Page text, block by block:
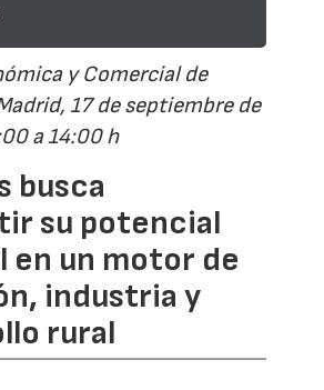
y Comercial de
17 de septiembre de
a 14:00 h
busca
su potencial
en un motor de
industria y
rural